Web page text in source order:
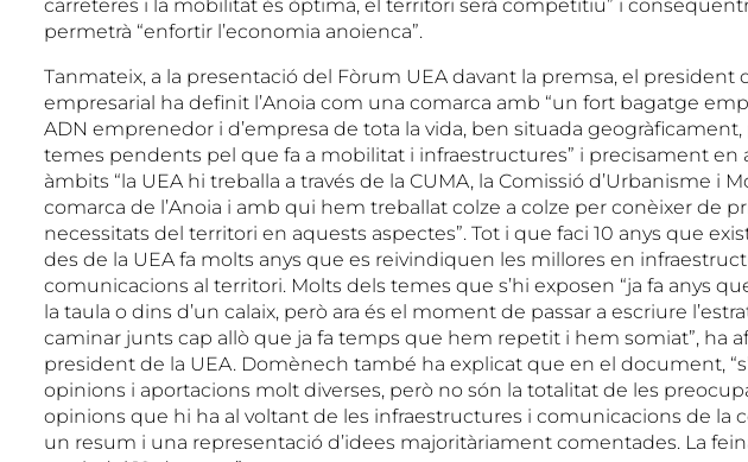
carreteres i la mobilitat és òptima, el territori serà competitiu” i
permetrà “enfortir l’economia anoienca”.
Tanmateix, a la presentació del Fòrum UEA davant la premsa, el president
empresarial ha definit l’Anoia com una comarca amb “un fort bagatge
ADN emprenedor i d’empresa de tota la vida, ben situada
temes pendents pel que fa a mobilitat i infraestructures” i precisament en
àmbits “la UEA hi treballa a través de la CUMA, la Comissió d’Urbanisme i
comarca de l’Anoia i amb qui hem treballat colze a colze per conèixer de
necessitats del territori en aquests aspectes”. Tot i que faci 10 anys que
des de la UEA fa molts anys que es reivindiquen les millores en
comunicacions al territori. Molts dels temes que s’hi exposen “ja fa anys
la taula o dins d’un calaix, però ara és el moment de passar a escriure
caminar junts cap allò que ja fa temps que hem repetit i hem somiat”, ha
president de la UEA. Domènech també ha explicat que en el document,
opinions i aportacions molt diverses, però no són la totalitat de les
opinions que hi ha al voltant de les infraestructures i comunicacions de la
un resum i una representació d’idees majoritàriament comentades. La